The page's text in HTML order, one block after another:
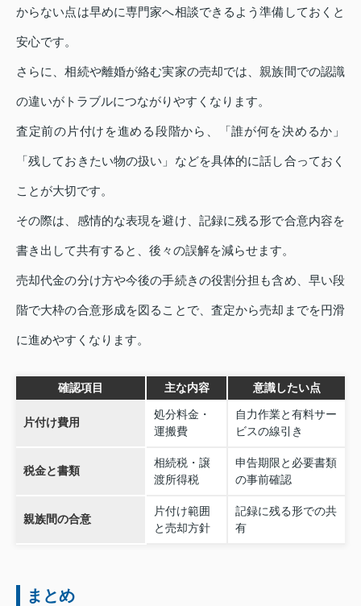
からない点は早めに専門家へ相談できるよう準備しておくと
安心です。
さらに、相続や離婚が絡む実家の売却では、親族間での認識
の違いがトラブルにつながりやすくなります。
査定前の片付けを進める段階から、「誰が何を決めるか」
「残しておきたい物の扱い」などを具体的に話し合っておく
ことが大切です。
その際は、感情的な表現を避け、記録に残る形で合意内容を
書き出して共有すると、後々の誤解を減らせます。
売却代金の分け方や今後の手続きの役割分担も含め、早い段
階で大枠の合意形成を図ることで、査定から売却までを円滑
に進めやすくなります。
確認項目 主な内容 意識したい点
片付け費用
処分料金・
運搬費
自力作業と有料サー
ビスの線引き
税金と書類
相続税・譲
渡所得税
申告期限と必要書類
の事前確認
親族間の合意
片付け範囲
と売却方針
記録に残る形での共
有
まとめ